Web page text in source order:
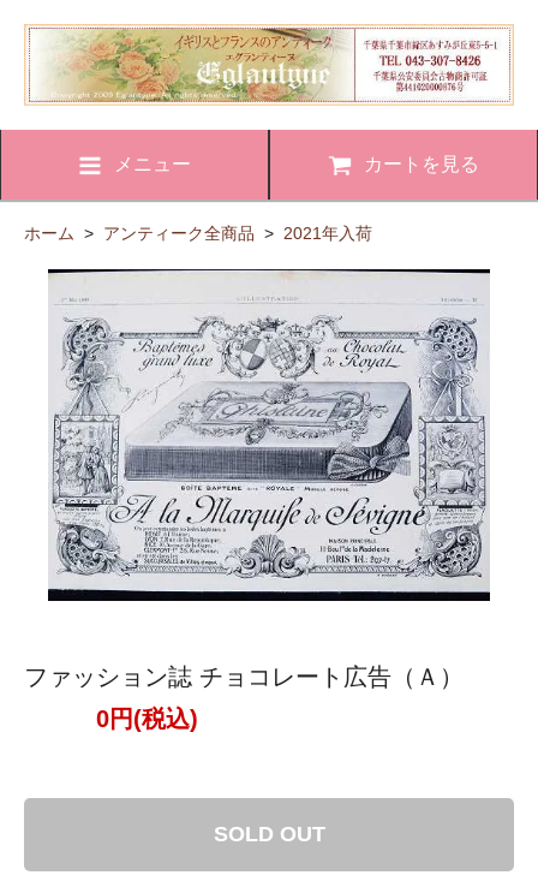
メニュー カートを見る
ホーム > アンティーク全商品 > 2021年入荷
ファッション誌 チョコレート広告（Ａ）
0円(税込)
SOLD OUT